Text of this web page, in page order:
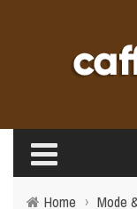
Home › Mode